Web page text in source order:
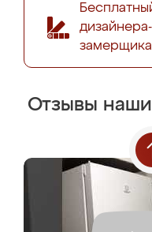
дизайнера-
замерщика
Отзывы